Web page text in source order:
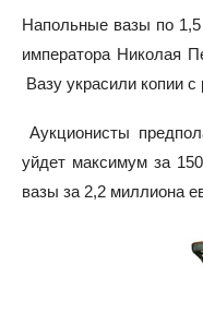
Напольные вазы по
императора Николая
Вазу украсили копии
Аукционисты
уйдет максимум за
вазы за 2,2 миллиона